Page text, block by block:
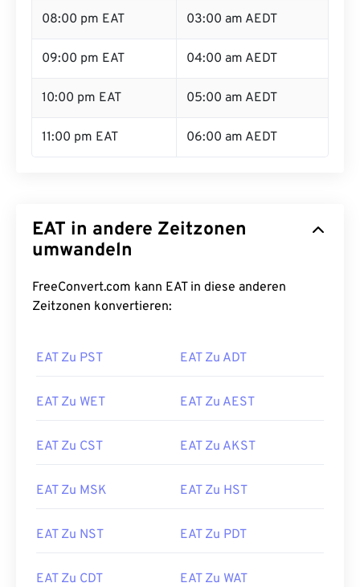
08:00 pm EAT 03:00 am AEDT
09:00 pm EAT 04:00 am AEDT
10:00 pm EAT 05:00 am AEDT
11:00 pm EAT 06:00 am AEDT
EAT in andere Zeitzonen
umwandeln
FreeConvert.com kann EAT in diese anderen
Zeitzonen konvertieren:
EAT Zu PST EAT Zu ADT
EAT Zu WET EAT Zu AEST
EAT Zu CST EAT Zu AKST
EAT Zu MSK EAT Zu HST
EAT Zu NST EAT Zu PDT
EAT Zu CDT EAT Zu WAT